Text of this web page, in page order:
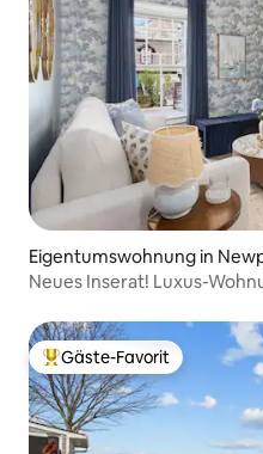
Eigentumswohnung in
Neues Inserat! Luxus-
Beliebter Gäste-Favorit.
Gäste-Favorit